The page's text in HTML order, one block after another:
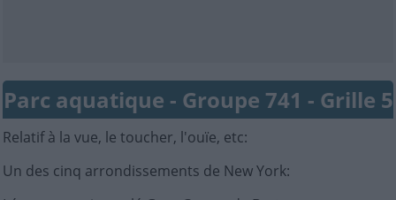
Parc aquatique - Groupe 741 - Grille 5
Relatif à la vue, le toucher, l'ouïe, etc:
Un des cinq arrondissements de New York: